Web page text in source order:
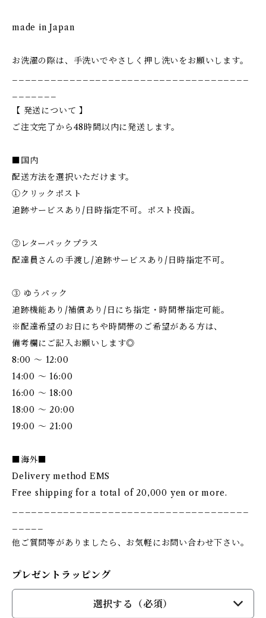
made in Japan
お洗濯の際は、手洗いでやさしく押し洗いをお願いします。
【 発送について 】
ご注文完了から48時間以内に発送します。
■国内
配送方法を選択いただけます。
①クリックポスト
追跡サービスあり/日時指定不可。ポスト投函。
②レターパックプラス
配達員さんの手渡し/追跡サービスあり/日時指定不可。
③ ゆうパック
追跡機能あり/補償あり/日にち指定・時間帯指定可能。
※配達希望のお日にちや時間帯のご希望がある方は、
備考欄にご記入お願いします◎
8:00 ～ 12:00
14:00 ～ 16:00
16:00 ～ 18:00
18:00 ～ 20:00
19:00 ～ 21:00
■海外■
Delivery method EMS
Free shipping for a total of 20,000 yen or more.
他ご質問等がありましたら、お気軽にお問い合わせ下さい。
プレゼントラッピング
選択する（必須）